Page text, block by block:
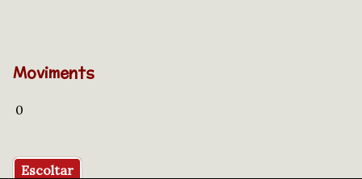
Moviments
0
Escoltar